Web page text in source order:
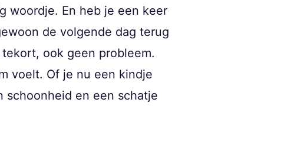
woordje. En heb je een keer
de volgende dag terug
ook geen probleem.
voelt. Of je nu een kindje
schoonheid en een schatje